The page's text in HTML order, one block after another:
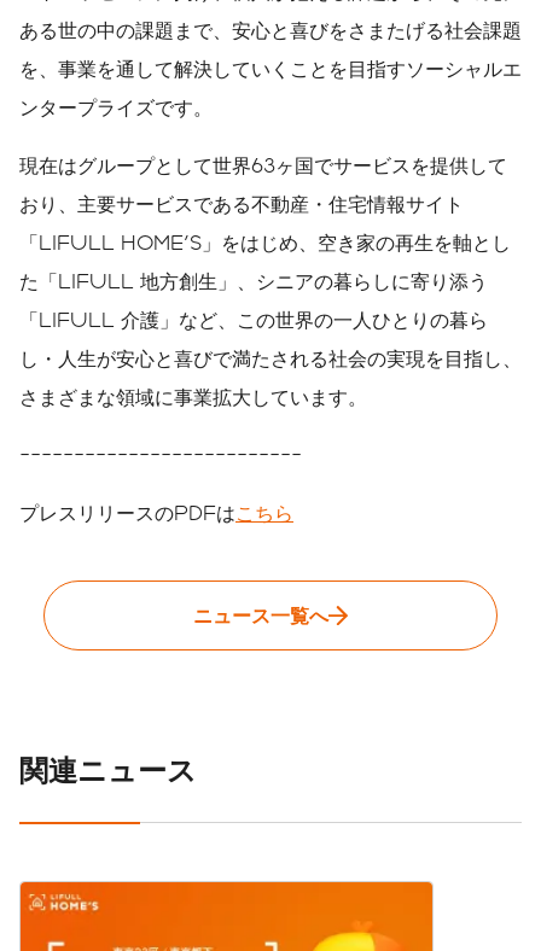
ある世の中の課題まで、安心と喜びをさまたげる社会課題
を、事業を通して解決していくことを目指すソーシャルエ
ンタープライズです。
現在はグループとして世界63ヶ国でサービスを提供して
おり、主要サービスである不動産・住宅情報サイト
「LIFULL HOME'S」をはじめ、空き家の再生を軸とし
た「LIFULL 地方創生」、シニアの暮らしに寄り添う
「LIFULL 介護」など、この世界の一人ひとりの暮ら
し・人生が安心と喜びで満たされる社会の実現を目指し、
さまざまな領域に事業拡大しています。
--------------------------
プレスリリースのPDFはこちら
ニュース一覧へ
関連ニュース